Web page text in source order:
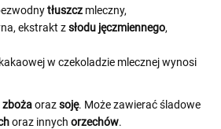
tłuszcz mleczny,
ekstrakt zsłodu jęczmiennego,
w czekoladzie mlecznej wynosi
zbożaorazsoję. Może zawierać śladowe
oraz innych orzechów.